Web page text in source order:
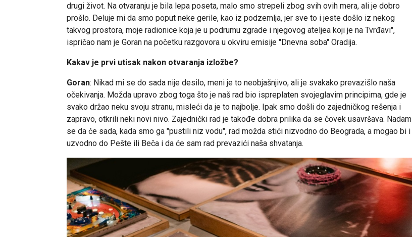
drugi život. Na otvaranju je bila lepa poseta, malo smo strepeli zbog svih ovih mera, ali je dobro
prošlo. Deluje mi da smo poput neke gerile, kao iz podzemlja, jer sve to i jeste došlo iz nekog
takvog prostora, moje radionice koja je u podrumu zgrade i njegovog ateljea koji je na Tvrđavi",
ispričao nam je Goran na početku razgovora u okviru emisije "Dnevna soba" Oradija.
Kakav je prvi utisak nakon otvaranja izložbe?
Goran: Nikad mi se do sada nije desilo, meni je to neobjašnjivo, ali je svakako prevazišlo naša
očekivanja. Možda upravo zbog toga što je naš rad bio ispreplaten svojeglavim principima, gde je
svako držao neku svoju stranu, misleći da je to najbolje. Ipak smo došli do zajedničkog rešenja i
zapravo, otkrili neki novi nivo. Zajednički rad je takođe dobra prilika da se čovek usavršava. Nadam
se da će sada, kada smo ga "pustili niz vodu", rad možda stići nizvodno do Beograda, a mogao bi i
uzvodno do Pešte ili Beča i da će sam rad prevazići naša shvatanja.